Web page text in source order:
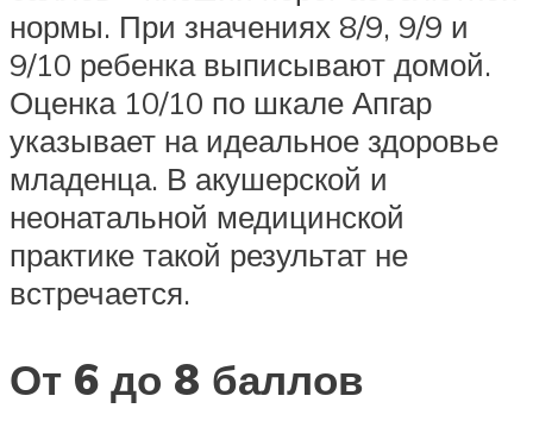
нормы. При значениях 8/9, 9/9 и
9/10 ребенка выписывают домой.
Оценка 10/10 по шкале Апгар
указывает на идеальное здоровье
младенца. В акушерской и
неонатальной медицинской
практике такой результат не
встречается.
От 6 до 8 баллов